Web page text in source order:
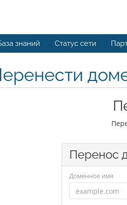
знаний Статус сети
Перенос
Доменное имя